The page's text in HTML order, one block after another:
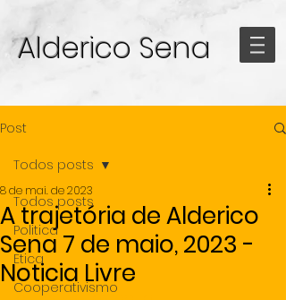
Alderico Sena
Post
Todos posts
Politica
Etica
Cooperativismo
Todos posts
A trajetória de Alderico
Sena 7 de maio, 2023 -
Noticia Livre
8 de mai. de 2023